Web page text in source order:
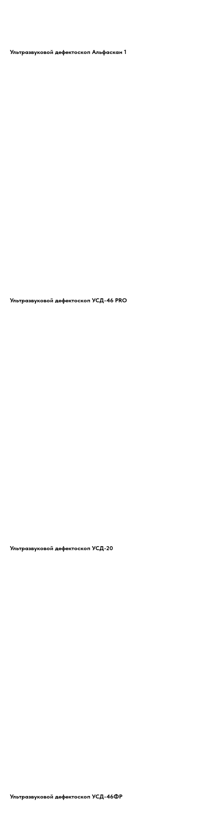
Ультразвуковой дефектоскоп Альфаскан 1
Ультразвуковой дефектоскоп УСД-46 PRO
Ультразвуковой дефектоскоп УСД-20
Ультразвуковой дефектоскоп УСД-46ФР